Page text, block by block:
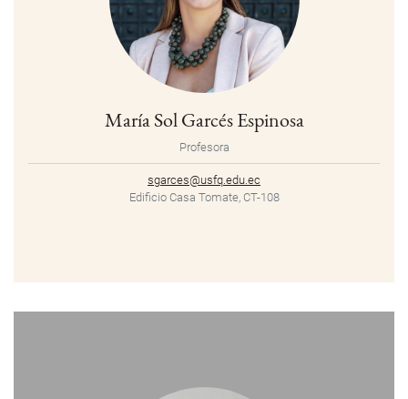
María Sol Garcés Espinosa
Profesora
sgarces@usfq.edu.ec
Edificio Casa Tomate, CT-108